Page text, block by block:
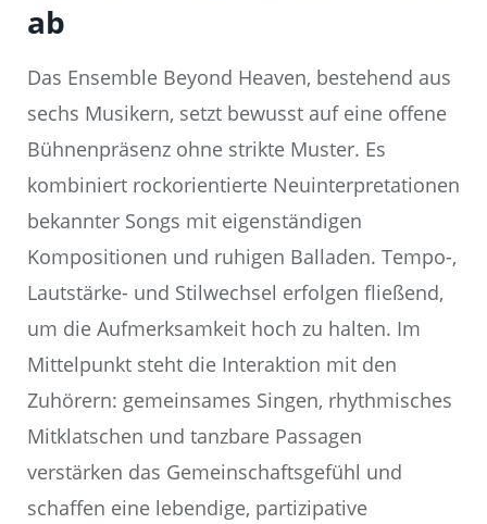
ab
Das Ensemble Beyond Heaven, bestehend aus
sechs Musikern, setzt bewusst auf eine offene
Bühnenpräsenz ohne strikte Muster. Es
kombiniert rockorientierte Neuinterpretationen
bekannter Songs mit eigenständigen
Kompositionen und ruhigen Balladen. Tempo-,
Lautstärke- und Stilwechsel erfolgen fließend,
um die Aufmerksamkeit hoch zu halten. Im
Mittelpunkt steht die Interaktion mit den
Zuhörern: gemeinsames Singen, rhythmisches
Mitklatschen und tanzbare Passagen
verstärken das Gemeinschaftsgefühl und
schaffen eine lebendige, partizipative